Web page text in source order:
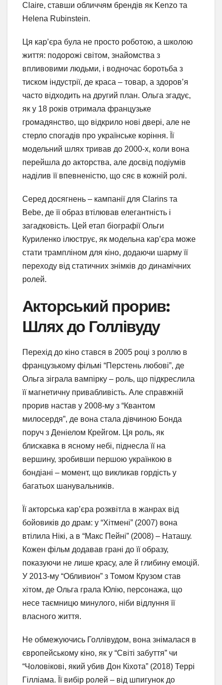
Claire, ставши обличчям брендів як Kenzo та
Helena Rubinstein.
Ця кар’єра була не просто роботою, а школою
життя: подорожі світом, знайомства з
впливовими людьми, і водночас боротьба з
тиском індустрії, де краса – товар, а здоров’я
часто відходить на другий план. Ольга згадує,
як у 18 років отримала французьке
громадянство, що відкрило нові двері, але не
стерло спогадів про українське коріння. Її
модельний шлях тривав до 2000-х, коли вона
перейшла до акторства, але досвід подіумів
наділив її впевненістю, що сяє в кожній ролі.
Серед досягнень – кампанії для Clarins та
Bebe, де її образ втілював елегантність і
загадковість. Цей етап біографії Ольги
Куриленко ілюструє, як модельна кар’єра може
стати трампліном для кіно, додаючи шарму її
переходу від статичних знімків до динамічних
ролей.
Акторський прорив:
Шлях до Голлівуду
Перехід до кіно стався в 2005 році з роллю в
французькому фільмі “Перстень любові”, де
Ольга зіграла вампірку – роль, що підкреслила
її магнетичну привабливість. Але справжній
прорив настав у 2008-му з “Квантом
милосердя”, де вона стала дівчиною Бонда
поруч з Деніелом Крейгом. Ця роль, як
блискавка в ясному небі, піднесла її на
вершину, зробивши першою українкою в
бондіані – момент, що викликав гордість у
багатьох шанувальників.
Її акторська кар’єра розквітла в жанрах від
бойовиків до драм: у “Хітмені” (2007) вона
втілила Нікі, а в “Макс Пейні” (2008) – Наташу.
Кожен фільм додавав грані до її образу,
показуючи не лише красу, але й глибину емоцій.
У 2013-му “Обливион” з Томом Крузом став
хітом, де Ольга грала Юлію, персонажа, що
несе таємницю минулого, ніби відлуння її
власного життя.
Не обмежуючись Голлівудом, вона знімалася в
європейському кіно, як у “Світі забуття” чи
“Чоловікові, який убив Дон Кіхота” (2018) Террі
Гілліама. Її вибір ролей – від шпигунок до